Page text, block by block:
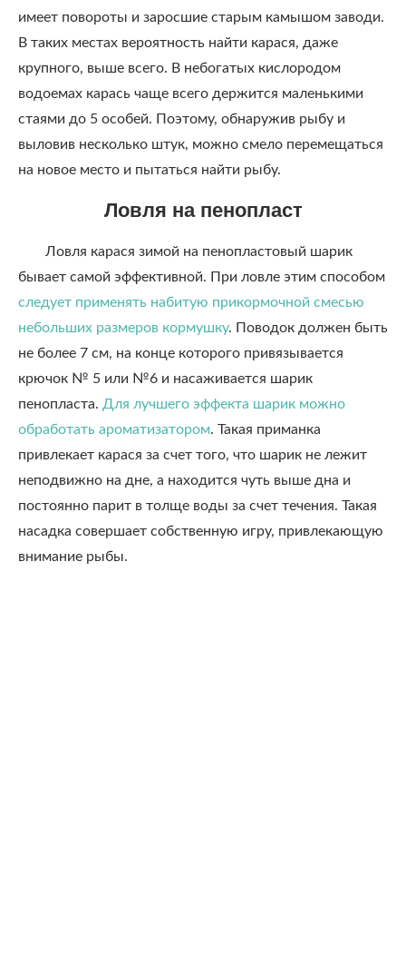
имеет повороты и заросшие старым камышом заводи.
В таких местах вероятность найти карася, даже
крупного, выше всего. В небогатых кислородом
водоемах карась чаще всего держится маленькими
стаями до 5 особей. Поэтому, обнаружив рыбу и
выловив несколько штук, можно смело перемещаться
на новое место и пытаться найти рыбу.
Ловля на пенопласт
Ловля карася зимой на пенопластовый шарик
бывает самой эффективной. При ловле этим способом
следует применять набитую прикормочной смесью
небольших размеров кормушку. Поводок должен быть
не более 7 см, на конце которого привязывается
крючок № 5 или №6 и насаживается шарик
пенопласта. Для лучшего эффекта шарик можно
обработать ароматизатором. Такая приманка
привлекает карася за счет того, что шарик не лежит
неподвижно на дне, а находится чуть выше дна и
постоянно парит в толще воды за счет течения. Такая
насадка совершает собственную игру, привлекающую
внимание рыбы.